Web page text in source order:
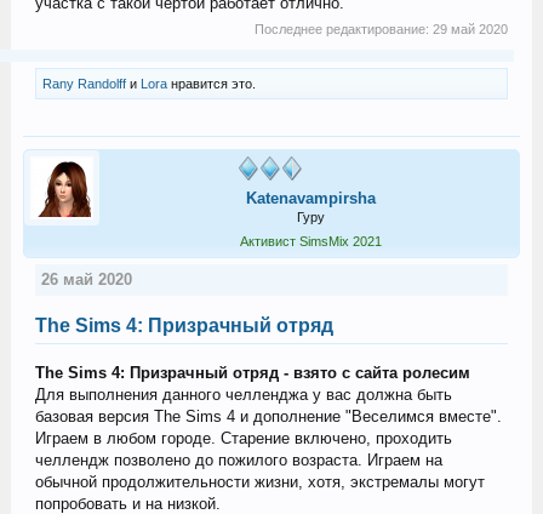
Последнее редактирование:29 май 2020
Rany Randolffи Loraнравится это.
Katenavampirsha
Гуру
Активист SimsMix 2021
26 май 2020
The Sims 4: Призрачный отряд
The Sims 4: Призрачный отряд - взято с сайта ролесим
Для выполнения данного челленджа у вас должна быть
базовая версия The Sims 4 и дополнение "Веселимся вместе".
Играем в любом городе. Старение включено, проходить
челлендж позволено до пожилого возраста. Играем на
обычной продолжительности жизни, хотя, экстремалы могут
попробовать и на низкой.